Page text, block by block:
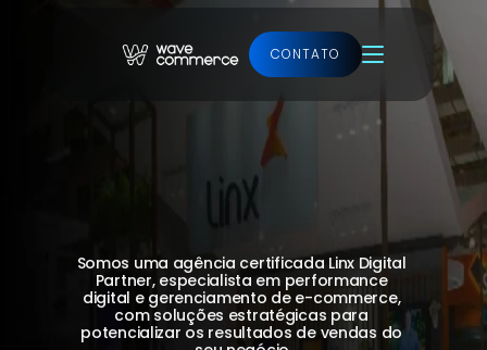
CONTATO
Ver projeto
AGÊNCIA PARCEIRA
LINX
Somos uma agência certificada Linx Digital
Partner, especialista em performance
digital e gerenciamento de e-commerce,
com soluções estratégicas para
potencializar os resultados de vendas do